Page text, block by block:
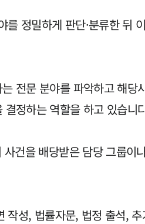
정밀하게 판단·분류한 뒤
전문 분야를 파악하고 해당
정하는 역할을 하고 있습니
건을 배당받은 담당 그룹이
성, 법률자문, 법정 출석,